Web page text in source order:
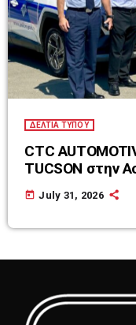
ΔΕΛΤΙΑ ΤΥΠΟΥ
CTC AUTOMOTIVE LTD 80
TUCSON στην
today July 31, 2026